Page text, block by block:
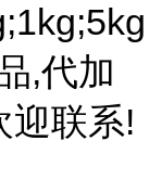
,代加
迎联系!